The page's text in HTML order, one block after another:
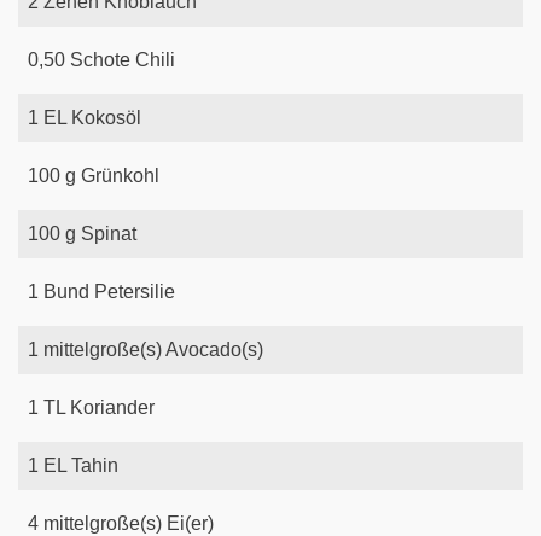
0,50 Schote Chili
1 EL Kokosöl
100 g Grünkohl
100 g Spinat
1 Bund Petersilie
1 mittelgroße(s)Avocado(s)
1 TL Koriander
1 EL Tahin
4 mittelgroße(s) Ei(er)